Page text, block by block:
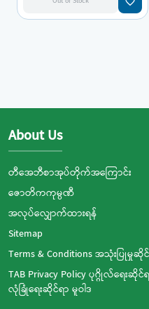
About Us
တီအေဘီစာအုပ်တိုက်အကြောင်း
ဇောတိကကုမ္ပဏီ
အလုပ်လျှောက်ထားရန်
Sitemap
Terms & Conditions အသုံးပြုမှုဆိုင်
TAB Privacy Policy ပုဂ္ဂိုလ်ရေး
လုံခြုံရေးဆိုင်ရာ မူဝါဒ